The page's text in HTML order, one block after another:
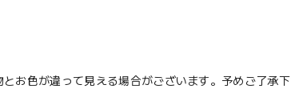
お色が違って見える場合がございます。予めご了承下